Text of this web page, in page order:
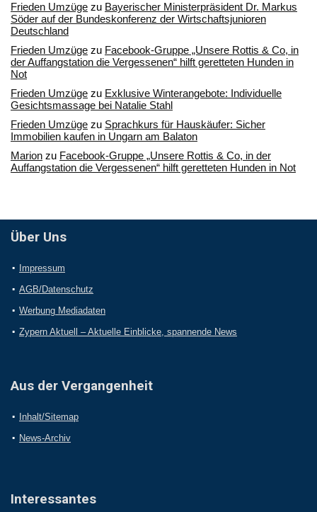
Frieden Umzüge zu Bayerischer Ministerpräsident Dr. Markus
Söder auf der Bundeskonferenz der Wirtschaftsjunioren
Deutschland
Frieden Umzüge zu Facebook-Gruppe „Unsere Rottis & Co, in
der Auffangstation die Vergessenen“ hilft geretteten Hunden in
Not
Frieden Umzüge zu Exklusive Winterangebote: Individuelle
Gesichtsmassage bei Natalie Stahl
Frieden Umzüge zu Sprachkurs für Hauskäufer: Sicher
Immobilien kaufen in Ungarn am Balaton
Marion zu Facebook-Gruppe „Unsere Rottis & Co, in der
Auffangstation die Vergessenen“ hilft geretteten Hunden in Not
Über Uns
Impressum
AGB/Datenschutz
Werbung Mediadaten
Zypern Aktuell – Aktuelle Einblicke, spannende News
Aus der Vergangenheit
Inhalt/Sitemap
News-Archiv
Interessantes